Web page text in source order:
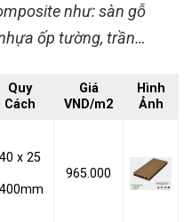
như: sàn gỗ
ốp tường, trần…
Quy
Cách
Giá
VND/m2
Hình
Ảnh
x 25
965.000